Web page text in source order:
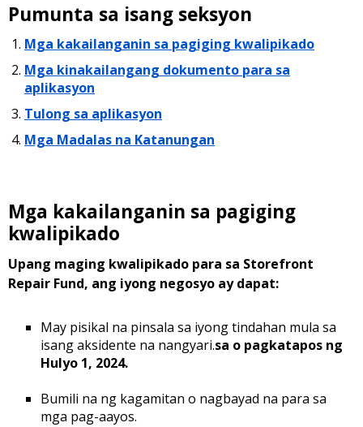
Pumunta sa isang seksyon
Mga kakailanganin sa pagiging kwalipikado
Mga kinakailangang dokumento para sa
aplikasyon
Tulong sa aplikasyon
Mga Madalas na Katanungan
Mga kakailanganin sa pagiging
kwalipikado
Upang maging kwalipikado para sa Storefront
Repair Fund, ang iyong negosyo ay dapat:
May pisikal na pinsala sa iyong tindahan mula sa
isang aksidente na nangyari.sa o pagkatapos ng
Hulyo 1, 2024.
Bumili na ng kagamitan o nagbayad na para sa
mga pag-aayos.